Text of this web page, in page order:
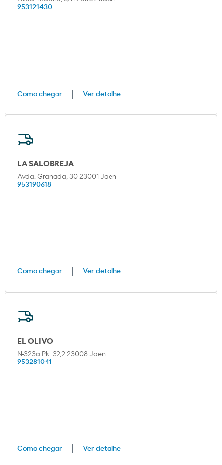
953121430
Como chegar Ver detalhe
LA SALOBREJA
Avda. Granada, 30 23001 Jaen
953190618
Como chegar Ver detalhe
EL OLIVO
N-323a Pk: 32,2 23008 Jaen
953281041
Como chegar Ver detalhe